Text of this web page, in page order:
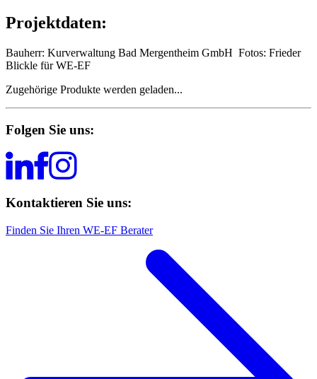
Projektdaten:
Bauherr: Kurverwaltung Bad Mergentheim GmbH Fotos: Frieder
Blickle für WE-EF
Zugehörige Produkte werden geladen...
Folgen Sie uns:
Kontaktieren Sie uns:
Finden Sie Ihren WE-EF Berater